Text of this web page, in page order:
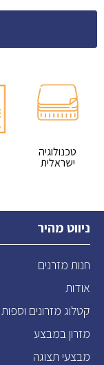
טכנולוגיה
ישראלית
ניווט מהיר
חנות מזרנים
אודות
קטלוג מזרונים וספות
מזרון במבצע
מבצעי תצוגה